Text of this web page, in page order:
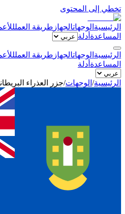
تخطي إلى المحتوى
الرئيسية الوجهاتالجهاز طريقة العمل
المساعدة أدلة
الرئيسية الوجهاتالجهاز طريقة العمل
المساعدة أدلة
الرئيسية/ الوجهات/جزر العذراء